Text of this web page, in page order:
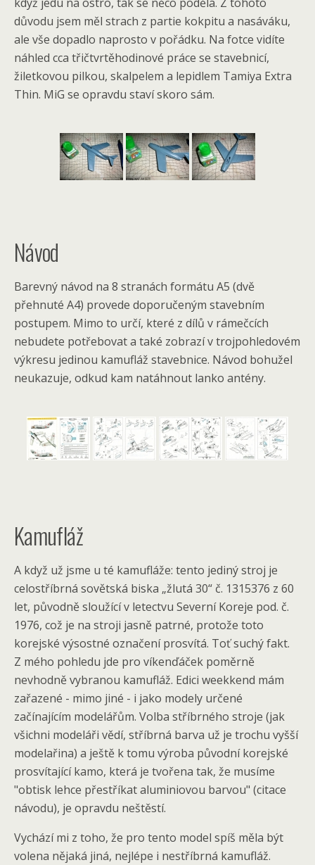
důvodu jsem měl strach z partie kokpitu a nasáváku,
ale vše dopadlo naprosto v pořádku. Na fotce vidíte
náhled cca třičtvrtěhodinové práce se stavebnicí,
žiletkovou pilkou, skalpelem a lepidlem Tamiya Extra
Thin. MiG se opravdu staví skoro sám.
Návod
Barevný návod na 8 stranách formátu A5 (dvě
přehnuté A4) provede doporučeným stavebním
postupem. Mimo to určí, které z dílů v rámečcích
nebudete potřebovat a také zobrazí v trojpohledovém
výkresu jedinou kamufláž stavebnice. Návod bohužel
neukazuje, odkud kam natáhnout lanko antény.
Kamufláž
A když už jsme u té kamufláže: tento jediný stroj je
celostříbrná sovětská biska „žlutá 30“ č. 1315376 z 60
let, původně sloužící v letectvu Severní Koreje pod. č.
1976, což je na stroji jasně patrné, protože toto
korejské výsostné označení prosvítá. Toť suchý fakt.
Z mého pohledu jde pro víkenďáček poměrně
nevhodně vybranou kamufláž. Edici weekkend mám
zařazené - mimo jiné - i jako modely určené
začínajícím modelářům. Volba stříbrného stroje (jak
všichni modeláři vědí, stříbrná barva už je trochu vyšší
modelařina) a ještě k tomu výroba původní korejské
prosvítající kamo, která je tvořena tak, že musíme
"obtisk lehce přestříkat aluminiovou barvou" (citace
návodu), je opravdu neštěstí.
Vychází mi z toho, že pro tento model spíš měla být
volena nějaká jiná, nejlépe i nestříbrná kamufláž.